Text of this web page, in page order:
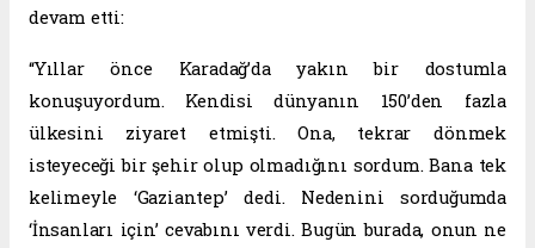
devam etti:
“Yıllar önce Karadağ’da yakın bir dostumla
konuşuyordum. Kendisi dünyanın 150’den fazla
ülkesini ziyaret etmişti. Ona, tekrar dönmek
isteyeceği bir şehir olup olmadığını sordum. Bana tek
kelimeyle ‘Gaziantep’ dedi. Nedenini sorduğumda
‘İnsanları için’ cevabını verdi. Bugün burada, onun ne